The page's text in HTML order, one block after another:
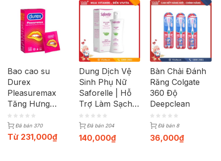
Bao cao su
Durex
Pleasuremax
Tăng Hưng
Phấn | Hộp 12c
Đã bán 370
Từ 231,000₫
Dung Dịch Vệ
Sinh Phụ Nữ
Saforelle | Hỗ
Trợ Làm Sạch
Và Kháng
Khuẩn | Chai
100ml
Đã bán 204
140,000₫
Bàn Chải Đánh
Răng Colgate
360 Độ
Deepclean
Đã bán 8
36,000₫